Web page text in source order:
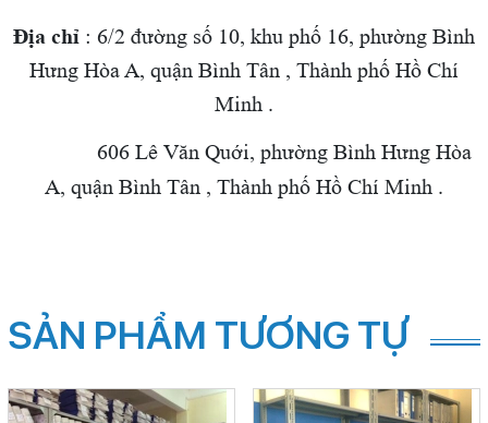
Địa chỉ : 6/2 đường số 10, khu phố 16, phường Bình
Hưng Hòa A, quận Bình Tân , Thành phố Hồ Chí
Minh .
606 Lê Văn Quới, phường Bình Hưng Hòa
A, quận Bình Tân , Thành phố Hồ Chí Minh .
SẢN PHẨM TƯƠNG TỰ